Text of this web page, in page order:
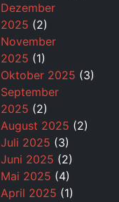
Dezember
2025 (2)
November
2025 (1)
Oktober 2025 (3)
September
2025 (2)
August 2025 (2)
Juli 2025 (3)
Juni 2025 (2)
Mai 2025 (4)
April 2025 (1)